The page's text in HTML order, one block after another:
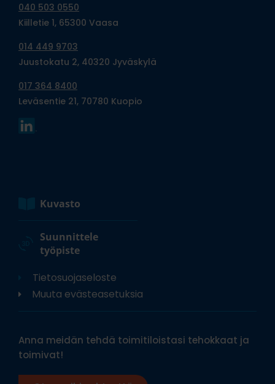
040 503 0550
Kiilletie 1, 65300 Vaasa
014 449 9703
Juustokatu 2, 40320 Jyväskylä
017 364 8400
Leväsentie 21, 70780 Kuopio
Kuvasto
Suunnittele
työpiste
Tietosuojaseloste
Muuta evästeasetuksia
Anna meidän tehdä toimitiloistasi tehokkaat ja
toimivat!